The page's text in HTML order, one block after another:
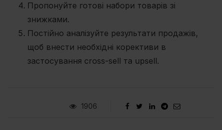
Пропонуйте готові набори товарів зі
знижками.
Постійно аналізуйте результати продажів,
щоб внести необхідні корективи в
застосування cross-sell та upsell.
1906